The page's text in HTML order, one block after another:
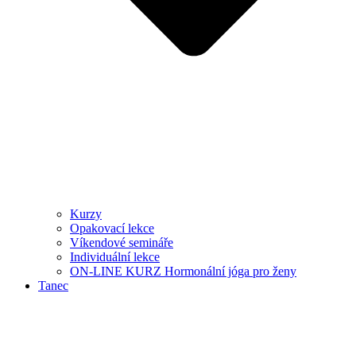
Kurzy
Opakovací lekce
Víkendové semináře
Individuální lekce
ON-LINE KURZ Hormonální jóga pro ženy
Tanec